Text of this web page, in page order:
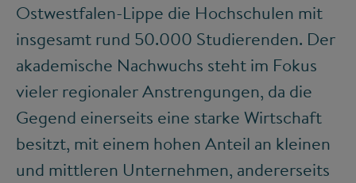
Ostwestfalen-Lippe die Hochschulen mit
insgesamt rund 50.000 Studierenden. Der
akademische Nachwuchs steht im Fokus
vieler regionaler Anstrengungen, da die
Gegend einerseits eine starke Wirtschaft
besitzt, mit einem hohen Anteil an kleinen
und mittleren Unternehmen, andererseits